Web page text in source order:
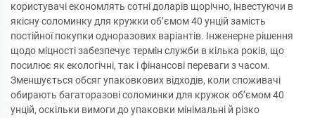
користувачі економлять сотні доларів щорічно, інвестуючи в
якісну соломинку для кружки об’ємом 40 унцій замість
постійної покупки одноразових варіантів. Інженерне рішення
щодо міцності забезпечує термін служби в кілька років, що
посилює як екологічні, так і фінансові переваги з часом.
Зменшується обсяг упаковкових відходів, коли споживачі
обирають багаторазові соломинки для кружок об’ємом 40
унцій, оскільки вимоги до упаковки мінімальні й різко